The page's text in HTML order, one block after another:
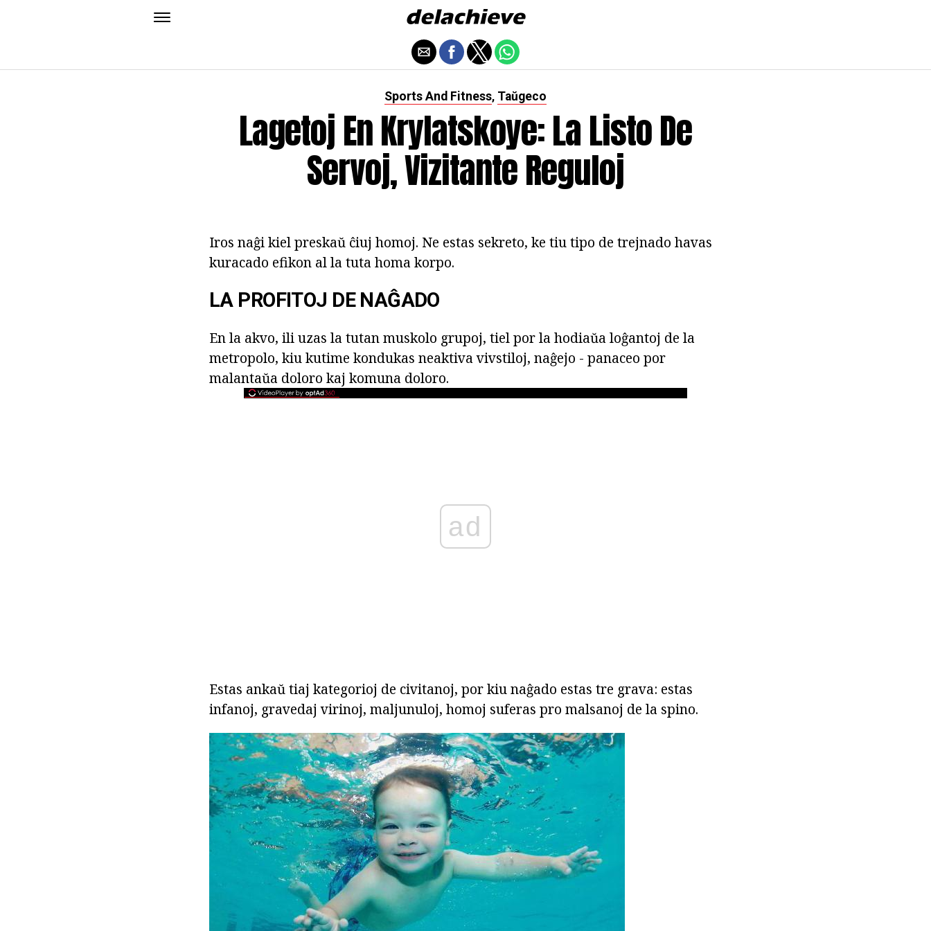
Sports And Fitness, Taŭgeco
Lagetoj En Krylatskoye: La Listo De
Servoj, Vizitante Reguloj
Iros naĝi kiel preskaŭ ĉiuj homoj. Ne estas sekreto, ke tiu tipo de trejnado havas
kuracado efikon al la tuta homa korpo.
LA PROFITOJ DE NAĜADO
En la akvo, ili uzas la tutan muskolo grupoj, tiel por la hodiaŭa loĝantoj de la
metropolo, kiu kutime kondukas neaktiva vivstiloj, naĝejo - panaceo por
malantaŭa doloro kaj komuna doloro.
ad
Estas ankaŭ tiaj kategorioj de civitanoj, por kiu naĝado estas tre grava: estas
infanoj, gravedaj virinoj, maljunuloj, homoj suferas pro malsanoj de la spino.